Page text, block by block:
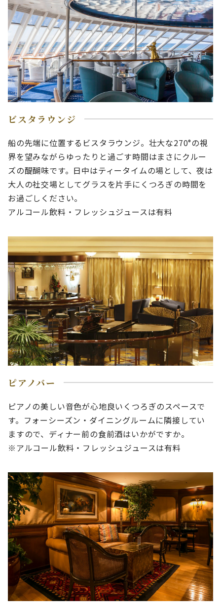
ビスタラウンジ
船の先端に位置するビスタラウンジ。壮大な270°の視
界を望みながらゆったりと過ごす時間はまさにクルー
ズの醍醐味です。日中はティータイムの場として、夜は
大人の社交場としてグラスを片手にくつろぎの時間を
お過ごしください。
アルコール飲料・フレッシュジュースは有料
ピアノバー
ピアノの美しい音色が心地良いくつろぎのスペースで
す。フォーシーズン・ダイニングルームに隣接してい
ますので、ディナー前の食前酒はいかがですか。
※アルコール飲料・フレッシュジュースは有料